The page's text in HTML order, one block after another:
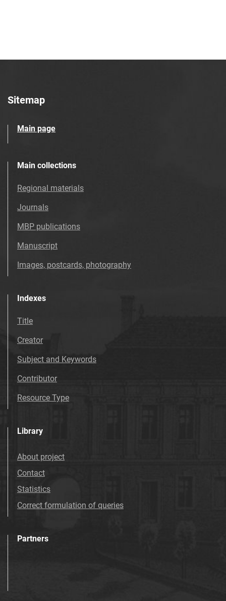
Sitemap
Main page
Main collections
Regional materials
Journals
MBP publications
Manuscript
Images, postcards, photography
Indexes
Title
Creator
Subject and Keywords
Contributor
Resource Type
Library
About project
Contact
Statistics
Correct formulation of queries
Partners